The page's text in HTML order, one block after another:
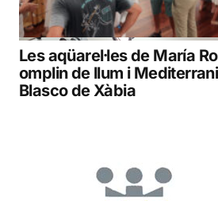
Les aqüarel·les de María
omplin de llum i
Blasco de Xàbia